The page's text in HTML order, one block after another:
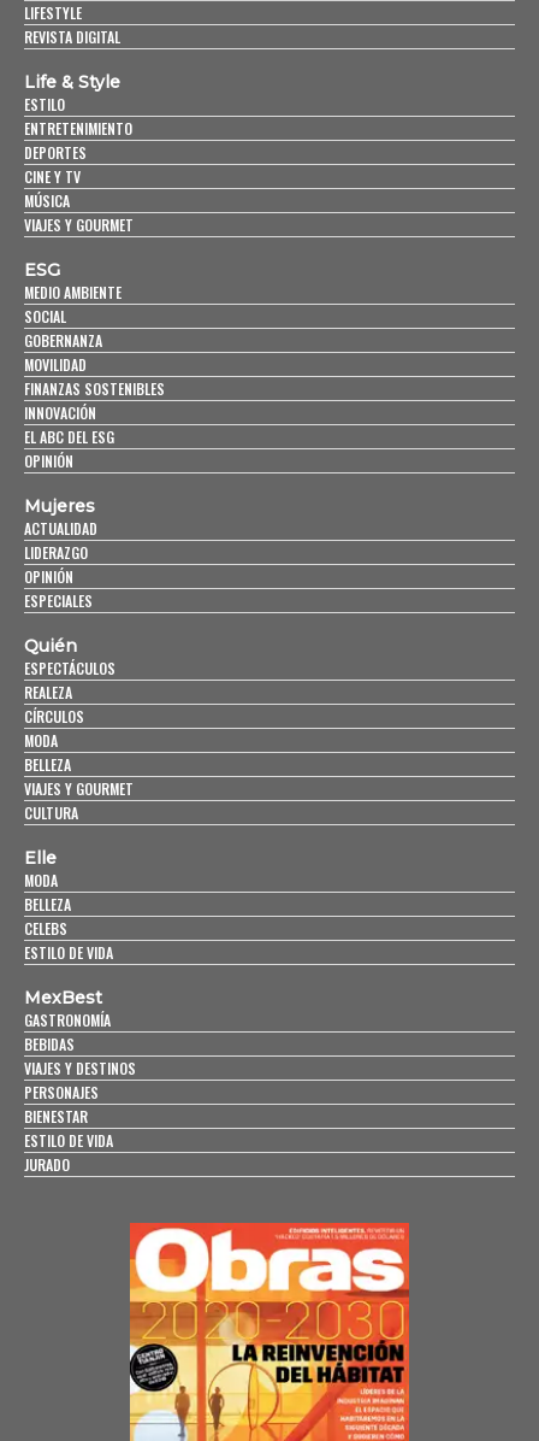
LIFESTYLE
REVISTA DIGITAL
Life & Style
ESTILO
ENTRETENIMIENTO
DEPORTES
CINE Y TV
MÚSICA
VIAJES Y GOURMET
ESG
MEDIO AMBIENTE
SOCIAL
GOBERNANZA
MOVILIDAD
FINANZAS SOSTENIBLES
INNOVACIÓN
EL ABC DEL ESG
OPINIÓN
Mujeres
ACTUALIDAD
LIDERAZGO
OPINIÓN
ESPECIALES
Quién
ESPECTÁCULOS
REALEZA
CÍRCULOS
MODA
BELLEZA
VIAJES Y GOURMET
CULTURA
Elle
MODA
BELLEZA
CELEBS
ESTILO DE VIDA
MexBest
GASTRONOMÍA
BEBIDAS
VIAJES Y DESTINOS
PERSONAJES
BIENESTAR
ESTILO DE VIDA
JURADO